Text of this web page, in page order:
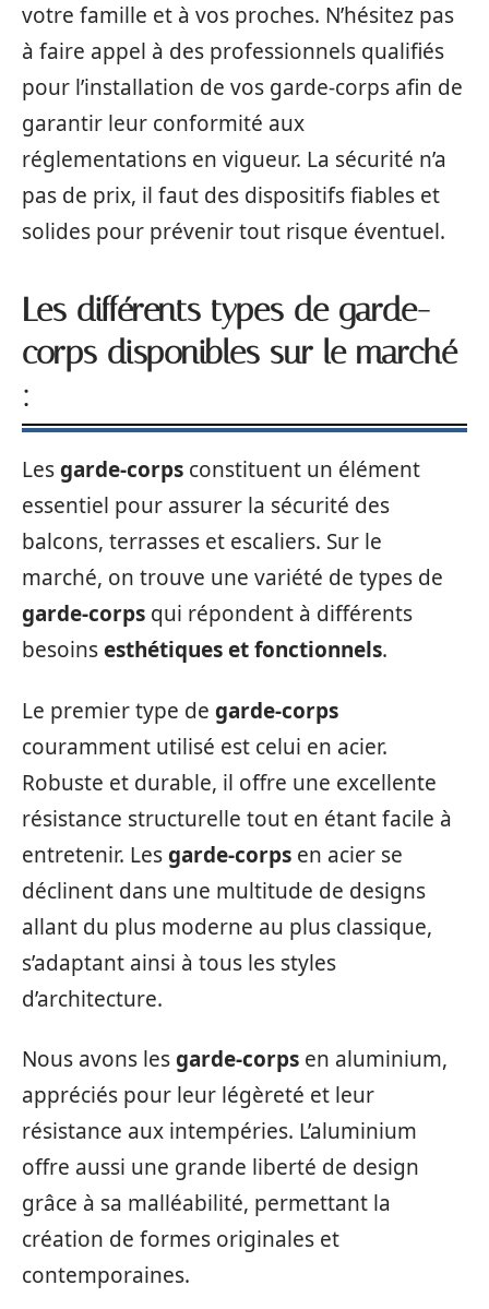
votre famille et à vos proches. N’hésitez pas
à faire appel à des professionnels qualifiés
pour l’installation de vos garde-corps afin de
garantir leur conformité aux
réglementations en vigueur. La sécurité n’a
pas de prix, il faut des dispositifs fiables et
solides pour prévenir tout risque éventuel.
Les différents types de garde-
corps disponibles sur le marché
:
Lesgarde-corps constituent un élément
essentiel pour assurer la sécurité des
balcons, terrasses et escaliers. Sur le
marché, on trouve une variété de types de
garde-corps qui répondent à différents
besoinsesthétiques et fonctionnels.
Le premier type de garde-corps
couramment utilisé est celui en acier.
Robuste et durable, il offre une excellente
résistance structurelle tout en étant facile à
entretenir. Lesgarde-corps en acier se
déclinent dans une multitude de designs
allant du plus moderne au plus classique,
s’adaptant ainsi à tous les styles
d’architecture.
Nous avons lesgarde-corps en aluminium,
appréciés pour leur légèreté et leur
résistance aux intempéries. L’aluminium
offre aussi une grande liberté de design
grâce à sa malléabilité, permettant la
création de formes originales et
contemporaines.